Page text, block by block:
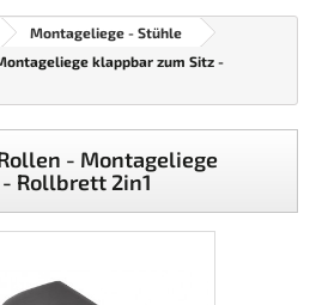
Montageliege - Stühle
klappbar zum Sitz -
- Montageliege
Rollbrett 2in1